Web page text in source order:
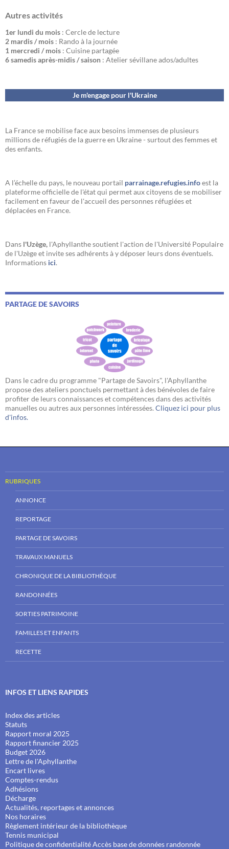
Autres activités
1er lundi du mois : Cercle de lecture
2 mardis / mois : Rando à la journée
1 mercredi / mois : Cuisine partagée
6 samedis après-midis / saison : Atelier sévillane ados/adultes
Je m'engage pour l'Ukraine
La France se mobilise face aux besoins immenses de plusieurs
millions de réfugiés de la guerre en Ukraine - surtout des femmes et
des enfants.
A l’échelle du pays, le nouveau portail parrainage.refugies.infoest la
plateforme officielle de l'état qui permet aux citoyens de se mobiliser
facilement en faveur de l'accueil des personnes réfugiées et
déplacées en France.
Dans l'Uzège, l'Aphyllanthe soutient l'action de l'Université Populaire
de l'Uzège et invite ses adhérents à y déposer leurs dons éventuels.
Informations ici.
PARTAGE DE SAVOIRS
Dans le cadre du programme "Partage de Savoirs", l'Aphyllanthe
propose des ateliers ponctuels permettant à des bénévoles de faire
profiter de leurs connaissances et compétences dans des activités
manuelles ou autres aux personnes intéressées. Cliquez ici pour plus
d'infos.
RUBRIQUES
ANNONCE
REPORTAGE
PARTAGE DE SAVOIRS
TRAVAUX MANUELS
CHRONIQUE DE LA BIBLIOTHÈQUE
RANDONNÉES
SORTIES PATRIMOINE
FAMILLES ET ENFANTS
RECETTE
INFOS ET LIENS RAPIDES
Index des articles
Statuts
Rapport moral 2025
Rapport financier 2025
Budget 2026
Lettre de l'Aphyllanthe
Encart livres
Comptes-rendus
Adhésions
Décharge
Actualités, reportages et annonces
Nos horaires
Règlement intérieur de la bibliothèque
Tennis municipal
Politique de confidentialitéAccès base de données randonnée